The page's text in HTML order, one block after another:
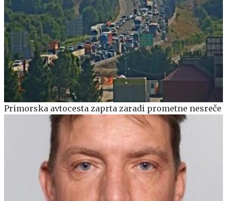
Primorska avtocesta zaprta zaradi prometne nesreče